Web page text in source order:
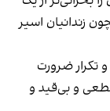
زندانیان اسیر
تکرار ضرورت
و بی‌قید و